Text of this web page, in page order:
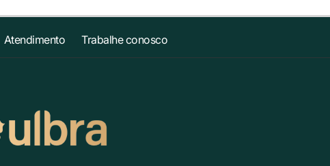
Atendimento Trabalhe conosco